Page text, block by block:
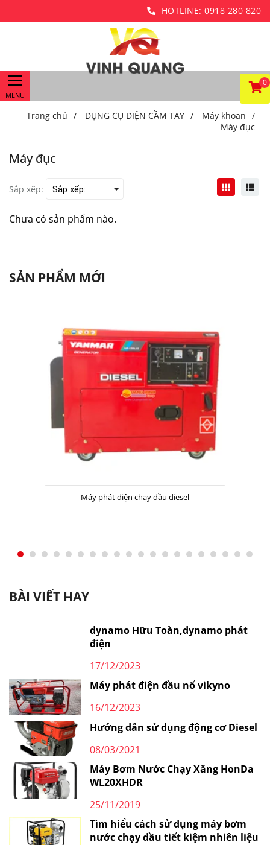
HOTLINE: 0918 280 820
0
Trang chủ / DỤNG CỤ ĐIỆN CẦM TAY / Máy khoan /
Máy đục
Máy đục
Sắp xếp:
Chưa có sản phẩm nào.
SẢN PHẨM MỚI
Máy phát điện chạy dầu diesel
BÀI VIẾT HAY
dynamo Hữu Toàn,dynamo phát
điện
17/12/2023
Máy phát điện đầu nổ vikyno
16/12/2023
Hướng dẫn sử dụng động cơ Diesel
08/03/2021
Máy Bơm Nước Chạy Xăng HonDa
WL20XHDR
25/11/2019
Tìm hiểu cách sử dụng máy bơm
nước chạy dầu tiết kiệm nhiên liệu